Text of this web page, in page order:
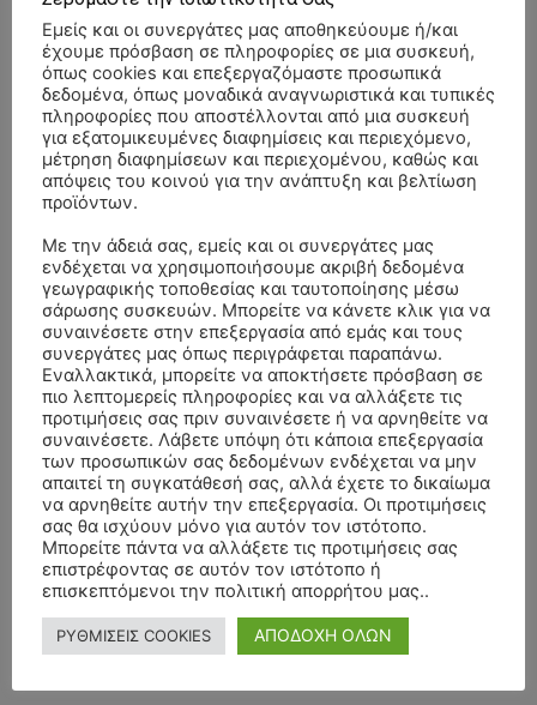
- Advertisment -
Εμείς και οι συνεργάτες μας αποθηκεύουμε ή/και
έχουμε πρόσβαση σε πληροφορίες σε μια συσκευή,
όπως cookies και επεξεργαζόμαστε προσωπικά
δεδομένα, όπως μοναδικά αναγνωριστικά και τυπικές
πληροφορίες που αποστέλλονται από μια συσκευή
για εξατομικευμένες διαφημίσεις και περιεχόμενο,
μέτρηση διαφημίσεων και περιεχομένου, καθώς και
απόψεις του κοινού για την ανάπτυξη και βελτίωση
προϊόντων.
Με την άδειά σας, εμείς και οι συνεργάτες μας
ενδέχεται να χρησιμοποιήσουμε ακριβή δεδομένα
γεωγραφικής τοποθεσίας και ταυτοποίησης μέσω
σάρωσης συσκευών. Μπορείτε να κάνετε κλικ για να
συναινέσετε στην επεξεργασία από εμάς και τους
συνεργάτες μας όπως περιγράφεται παραπάνω.
Εναλλακτικά, μπορείτε να αποκτήσετε πρόσβαση σε
πιο λεπτομερείς πληροφορίες και να αλλάξετε τις
προτιμήσεις σας πριν συναινέσετε ή να αρνηθείτε να
συναινέσετε. Λάβετε υπόψη ότι κάποια επεξεργασία
των προσωπικών σας δεδομένων ενδέχεται να μην
απαιτεί τη συγκατάθεσή σας, αλλά έχετε το δικαίωμα
να αρνηθείτε αυτήν την επεξεργασία. Οι προτιμήσεις
σας θα ισχύουν μόνο για αυτόν τον ιστότοπο.
Μπορείτε πάντα να αλλάξετε τις προτιμήσεις σας
επιστρέφοντας σε αυτόν τον ιστότοπο ή
επισκεπτόμενοι την πολιτική απορρήτου μας..
ΡΥΘΜΙΣΕΙΣ COOKIES ΑΠΟΔΟΧΗ ΟΛΩΝ